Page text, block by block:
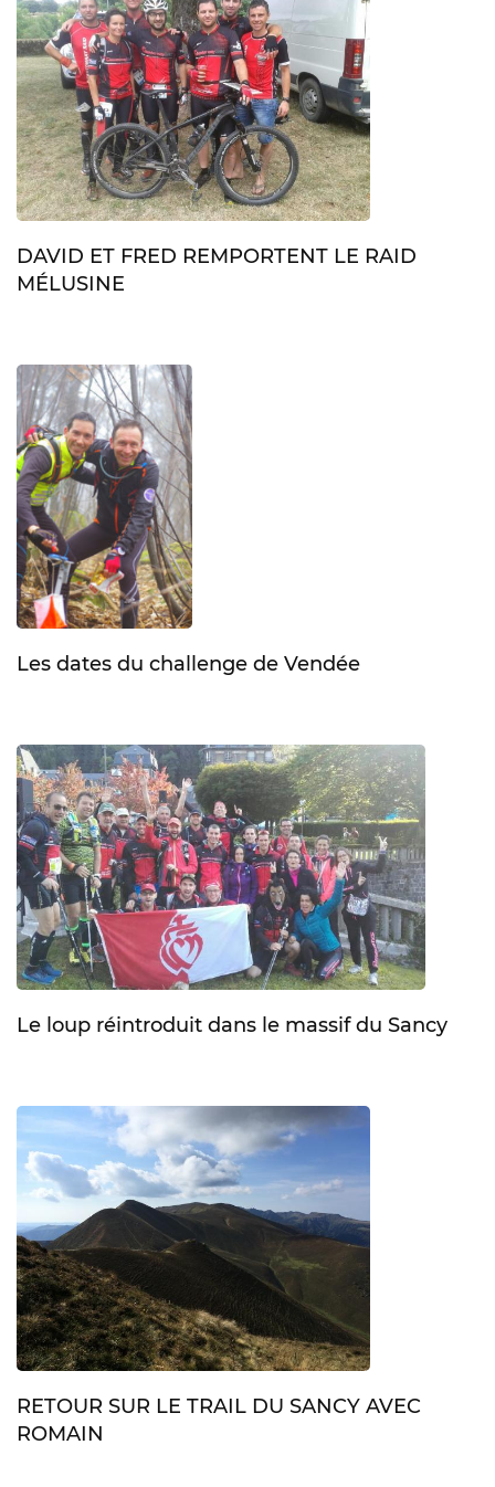
DAVID ET FRED REMPORTENT LE RAID
MÉLUSINE
Les dates du challenge de Vendée
Le loup réintroduit dans le massif du Sancy
RETOUR SUR LE TRAIL DU SANCY AVEC
ROMAIN